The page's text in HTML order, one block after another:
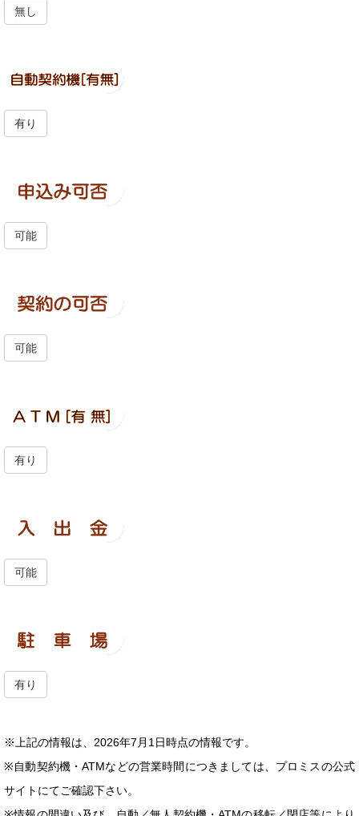
無し
有り
可能
可能
有り
可能
有り
※上記の情報は、2026年7月1日時点の情報です。
※自動契約機・ATMなどの営業時間につきましては、プロミスの公式
サイトにてご確認下さい。